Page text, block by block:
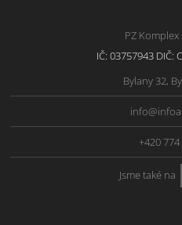
PZ Komplex
IČ: 03757943 DIČ:
Bylany 32,
+420
Jsme také na